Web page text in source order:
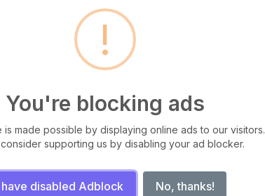
odio. Sed posuere cursus fermentum. Aliquam erat
mattis. Aliquam sit amet sapien libero. Sed facilisis
!
You're blocking ads
is made possible by displaying online ads to our visitors.
supporting us by disabling your ad blocker.
have disabled Adblock No, thanks!